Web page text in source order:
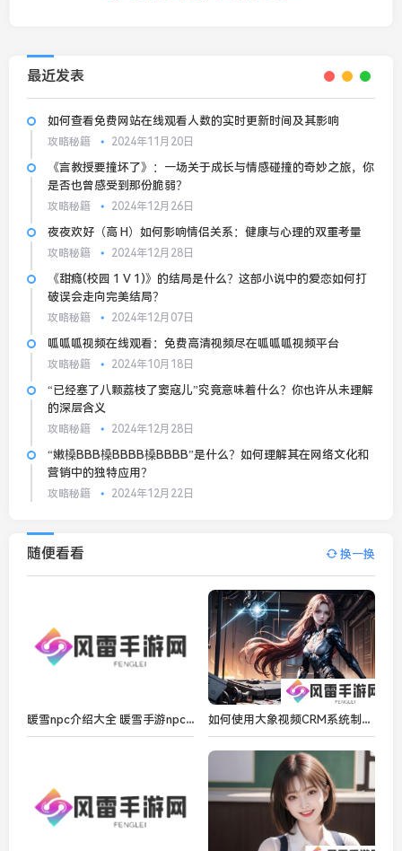
最近发表
如何查看免费网站在线观看人数的实时更新时间及其影响
攻略秘籍 2024年11月20日
《言教授要撞坏了》：一场关于成长与情感碰撞的奇妙之旅，你
是否也曾感受到那份脆弱？
攻略秘籍 2024年12月26日
夜夜欢好（高 H）如何影响情侣关系：健康与心理的双重考量
攻略秘籍 2024年12月28日
《甜瘾(校园 1 V 1)》的结局是什么？这部小说中的爱恋如何打
破误会走向完美结局？
攻略秘籍 2024年12月07日
呱呱呱视频在线观看：免费高清视频尽在呱呱呱视频平台
攻略秘籍 2024年10月18日
“已经塞了八颗荔枝了窦寇儿”究竟意味着什么？你也许从未理解
的深层含义
攻略秘籍 2024年12月28日
“嫩槡BBB槡BBBB槡BBBB”是什么？如何理解其在网络文化和
营销中的独特应用？
攻略秘籍 2024年12月22日
随便看看 换一换
暖雪npc介绍大全 暖雪手游npc有什么 如何使用大象视频CRM系统制作高质量的成品视频